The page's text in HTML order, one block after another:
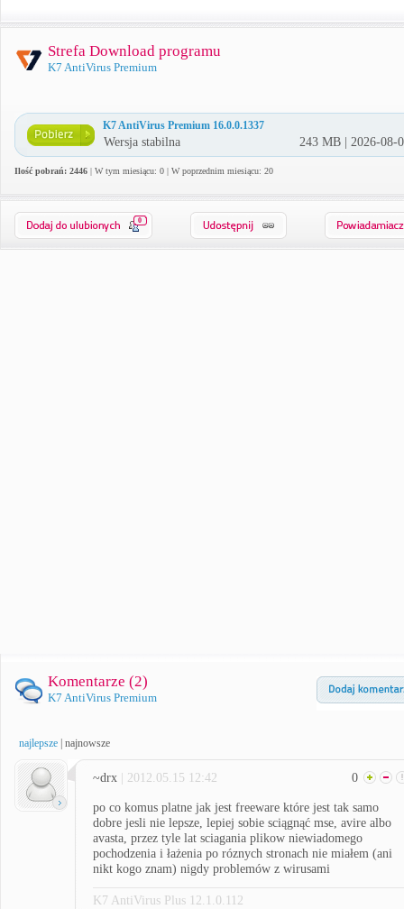
Strefa Download programu
K7 AntiVirus Premium
K7 AntiVirus Premium 16.0.0.1337
Wersja stabilna 243 MB | 2026-08-
Ilość pobrań: 2446 | W tym miesiącu: 0 | W poprzednim miesiącu: 20
0
Komentarze (2)
K7 AntiVirus Premium
najlepsze najnowsze
~drx | 2012.05.15 12:42 0
po co komus platne jak jest freeware które jest tak samo
dobre jesli nie lepsze, lepiej sobie sciągnąć mse, avire albo
avasta, przez tyle lat sciagania plikow niewiadomego
pochodzenia i łażenia po róznych stronach nie miałem (ani
nikt kogo znam) nigdy problemów z wirusami
K7 AntiVirus Plus 12.1.0.112